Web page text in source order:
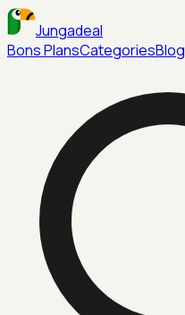
Jungadeal
Bons PlansCategoriesBlog